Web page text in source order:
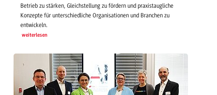
Betrieb zu stärken, Gleichstellung zu fördern und praxistaugliche
Konzepte für unterschiedliche Organisationen und Branchen zu
entwickeln.
weiterlesen